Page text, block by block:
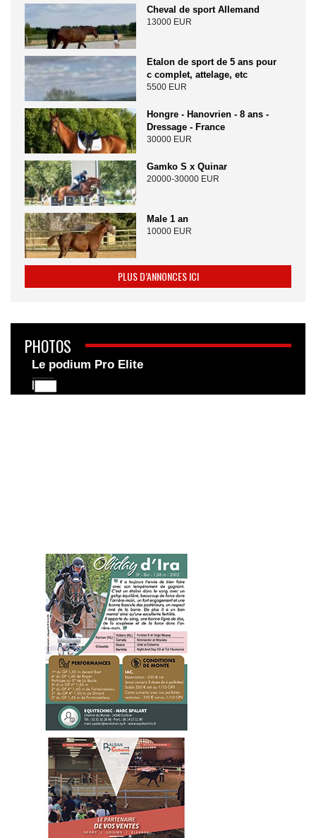
Cheval de sport Allemand
13000 EUR
Etalon de sport de 5 ans pour
c complet, attelage, etc
5500 EUR
Hongre - Hanovrien - 8 ans -
Dressage - France
30000 EUR
Gamko S x Quinar
20000-30000 EUR
Male 1 an
10000 EUR
PLUS D’ANNONCES ICI
PHOTOS
Le podium Pro Elite